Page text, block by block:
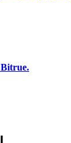
استخدم مجموعة متنوعة من خيارات الدفع لشراء Beam على Bitrue.